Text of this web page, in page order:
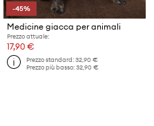
-45%
Medicine giacca per animali
Prezzo attuale:
17,90 €
Prezzo standard:32,90 €
Prezzo più basso:32,90 €